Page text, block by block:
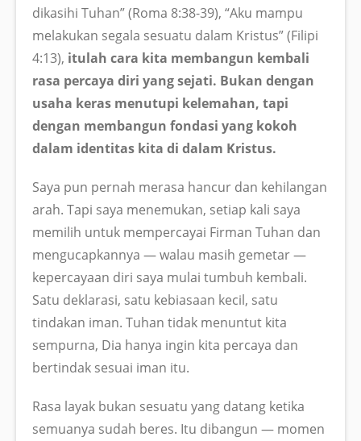
dikasihi Tuhan” (Roma 8:38-39), “Aku mampu
melakukan segala sesuatu dalam Kristus” (Filipi
4:13), itulah cara kita membangun kembali
rasa percaya diri yang sejati. Bukan dengan
usaha keras menutupi kelemahan, tapi
dengan membangun fondasi yang kokoh
dalam identitas kita di dalam Kristus.
Saya pun pernah merasa hancur dan kehilangan
arah. Tapi saya menemukan, setiap kali saya
memilih untuk mempercayai Firman Tuhan dan
mengucapkannya — walau masih gemetar —
kepercayaan diri saya mulai tumbuh kembali.
Satu deklarasi, satu kebiasaan kecil, satu
tindakan iman. Tuhan tidak menuntut kita
sempurna, Dia hanya ingin kita percaya dan
bertindak sesuai iman itu.
Rasa layak bukan sesuatu yang datang ketika
semuanya sudah beres. Itu dibangun — momen